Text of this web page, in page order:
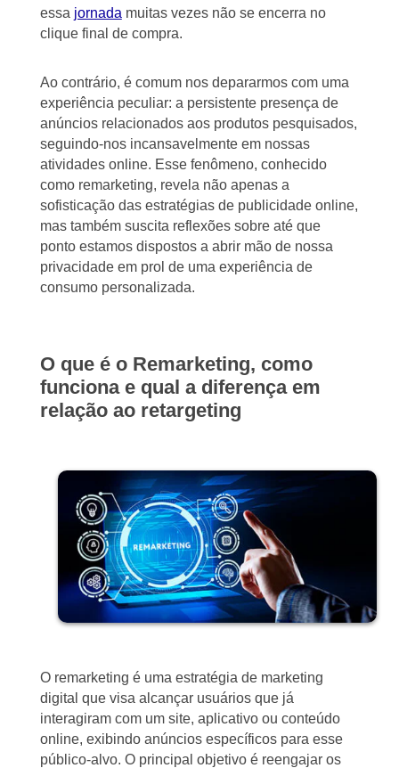
essa jornada muitas vezes não se encerra no
clique final de compra.
Ao contrário, é comum nos depararmos com uma
experiência peculiar: a persistente presença de
anúncios relacionados aos produtos pesquisados,
seguindo-nos incansavelmente em nossas
atividades online. Esse fenômeno, conhecido
como remarketing, revela não apenas a
sofisticação das estratégias de publicidade online,
mas também suscita reflexões sobre até que
ponto estamos dispostos a abrir mão de nossa
privacidade em prol de uma experiência de
consumo personalizada.
O que é o Remarketing, como
funciona e qual a diferença em
relação ao retargeting
O remarketing é uma estratégia de marketing
digital que visa alcançar usuários que já
interagiram com um site, aplicativo ou conteúdo
online, exibindo anúncios específicos para esse
público-alvo. O principal objetivo é reengajar os